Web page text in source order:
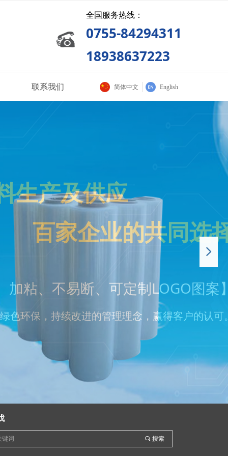
联系我们 简体中文 English
全国服务热线：
0755-84294311
18938637223
넲
끠 搜索